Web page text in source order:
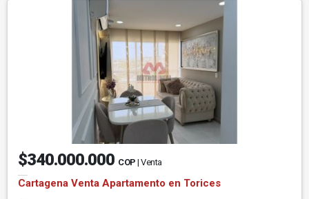
$340.000.000 COP | Venta
Cartagena Venta Apartamento en Torices